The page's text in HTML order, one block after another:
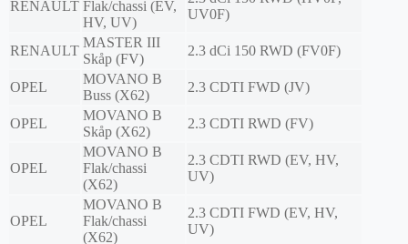
RENAULT Flak/chassi (EV,
HV, UV)
UV0F)
RENAULT
MASTER III
Skåp (FV)
2.3 dCi 150 RWD (FV0F)
OPEL
MOVANO B
Buss (X62)
2.3 CDTI FWD (JV)
OPEL
MOVANO B
Skåp (X62)
2.3 CDTI RWD (FV)
OPEL
MOVANO B
Flak/chassi
(X62)
2.3 CDTI RWD (EV, HV,
UV)
OPEL
MOVANO B
Flak/chassi
(X62)
2.3 CDTI FWD (EV, HV,
UV)